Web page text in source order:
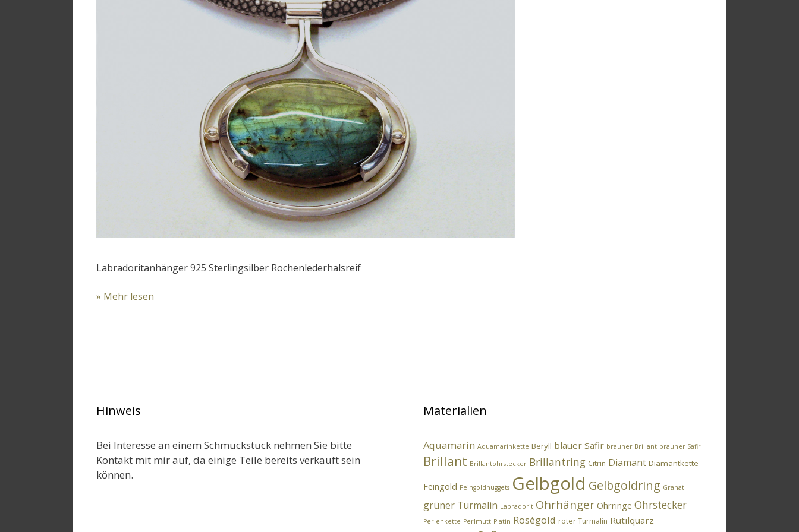
Labradoritanhänger 925 Sterlingsilber Rochenlederhalsreif
» Mehr lesen
Hinweis
Bei Interesse an einem Schmuckstück nehmen Sie bitte
Kontakt mit mir auf, da einige Teile bereits verkauft sein
können.
Materialien
Aquamarin Aquamarinkette Beryll blauer Safir brauner Brillant brauner Safir
Brillant Brillantohrstecker Brillantring Citrin Diamant Diamantkette
Feingold Feingoldnuggets Gelbgold Gelbgoldring Granat
grüner Turmalin Labradorit Ohrhänger Ohrringe Ohrstecker
Perlenkette Perlmutt Platin Roségold roter Turmalin Rutilquarz